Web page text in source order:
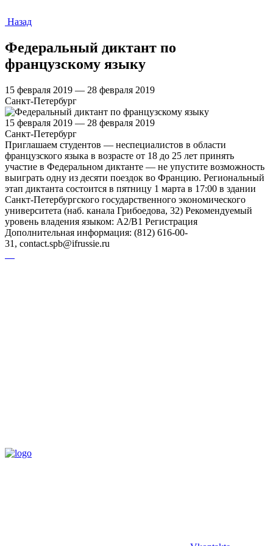
Назад
Федеральный диктант по
французскому языку
15 февраля 2019 — 28 февраля 2019
Санкт-Петербург
15 февраля 2019 — 28 февраля 2019
Санкт-Петербург
Приглашаем студентов — неспециалистов в области
французского языка в возрасте от 18 до 25 лет принять
участие в Федеральном диктанте — не упустите возможность
выиграть одну из десяти поездок во Францию. Региональный
этап диктанта состоится в пятницу 1 марта в 17:00 в здании
Санкт-Петербургского государственного экономического
университета (наб. канала Грибоедова, 32) Рекомендуемый
уровень владения языком: А2/В1 Регистрация
Дополнительная информация: (812) 616-00-
31, contact.spb@ifrussie.ru